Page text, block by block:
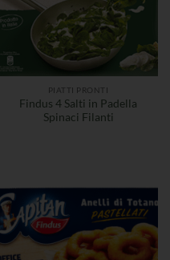
PIATTI PRONTI
Findus 4 Salti in Padella
Spinaci Filanti